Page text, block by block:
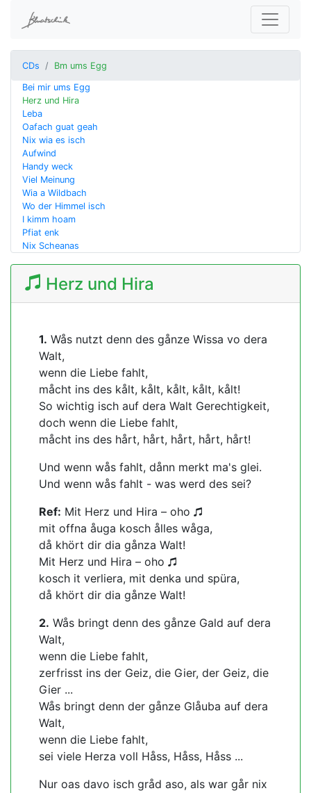
CDs Bm ums Egg
Bei mir ums Egg
Herz und Hira
Leba
Oafach guat geah
Nix wia es isch
Aufwind
Handy weck
Viel Meinung
Wia a Wildbach
Wo der Himmel isch
I kimm hoam
Pfiat enk
Nix Scheanas
Herz und Hira
1. Wås nutzt denn des gånze Wissa vo dera
Walt,
wenn die Liebe fahlt,
måcht ins des kålt, kålt, kålt, kålt, kålt!
So wichtig isch auf dera Walt Gerechtigkeit,
doch wenn die Liebe fahlt,
måcht ins des hårt, hårt, hårt, hårt, hårt!
Und wenn wås fahlt, dånn merkt ma's glei.
Und wenn wås fahlt - was werd des sei?
Ref: Mit Herz und Hira – oho
mit offna åuga kosch ålles wåga,
då khört dir dia gånza Walt!
Mit Herz und Hira – oho
kosch it verliera, mit denka und spüra,
då khört dir dia gånze Walt!
2. Wås bringt denn des gånze Gald auf dera
Walt,
wenn die Liebe fahlt,
zerfrisst ins der Geiz, die Gier, der Geiz, die
Gier ...
Wås bringt denn der gånze Glåuba auf dera
Walt,
wenn die Liebe fahlt,
sei viele Herza voll Håss, Håss, Håss ...
Nur oas davo isch gråd aso, als war går nix